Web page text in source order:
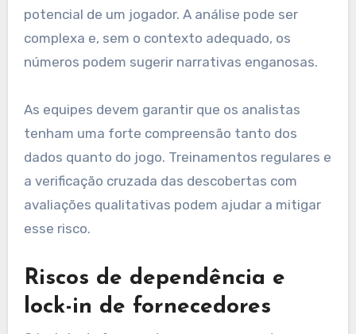
potencial de um jogador. A análise pode ser
complexa e, sem o contexto adequado, os
números podem sugerir narrativas enganosas.
As equipes devem garantir que os analistas
tenham uma forte compreensão tanto dos
dados quanto do jogo. Treinamentos regulares e
a verificação cruzada das descobertas com
avaliações qualitativas podem ajudar a mitigar
esse risco.
Riscos de dependência e
lock-in de fornecedores